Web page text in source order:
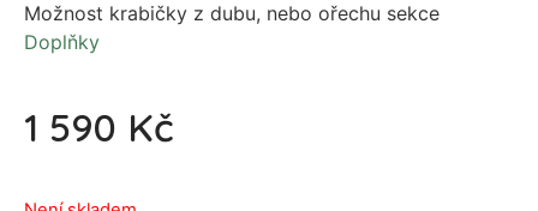
Možnost krabičky z dubu, nebo ořechu sekce
Doplňky
1 590 Kč